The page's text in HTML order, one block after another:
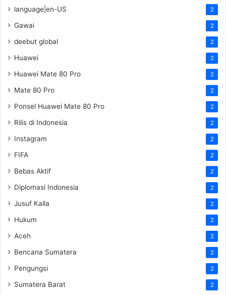
language|en-US 2
Gawai 2
deebut global 2
Huawei 2
Huawei Mate 80 Pro 2
Mate 80 Pro 2
Ponsel Huawei Mate 80 Pro 2
Rilis di Indonesia 2
Instagram 2
FIFA 2
Bebas Aktif 2
Diplomasi Indonesia 2
Jusuf Kalla 2
Hukum 2
Aceh 2
Bencana Sumatera 2
Pengungsi 2
Sumatera Barat 2